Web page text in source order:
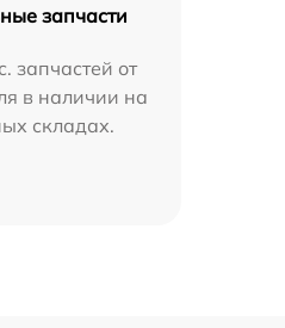
запчасти
запчастей от
в наличии на
складах.